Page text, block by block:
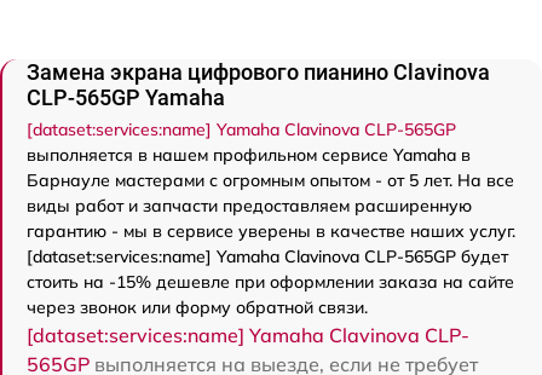
Замена экрана цифрового пианино Clavinova
CLP-565GP Yamaha
[dataset:services:name] Yamaha Clavinova CLP-565GP
выполняется в нашем профильном сервисе Yamaha в
Барнауле мастерами с огромным опытом - от 5 лет. На все
виды работ и запчасти предоставляем расширенную
гарантию - мы в сервисе уверены в качестве наших услуг.
[dataset:services:name] Yamaha Clavinova CLP-565GP будет
стоить на -15% дешевле при оформлении заказа на сайте
через звонок или форму обратной связи.
[dataset:services:name] Yamaha Clavinova CLP-
565GP выполняется на выезде, если не требует